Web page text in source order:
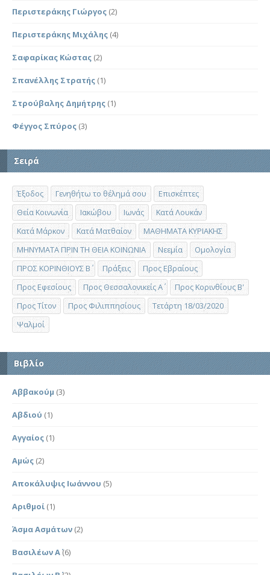
Περιστεράκης Γιώργος (2)
Περιστεράκης Μιχάλης (4)
Σαφαρίκας Κώστας (2)
Σπανέλλης Στρατής (1)
Στρούβαλης Δημήτρης (1)
Φέγγος Σπύρος (3)
Σειρά
Έξοδος Γενηθήτω το θέλημά σου
Επισκέπτες
Θεία Κοινωνία
Ιακώβου Ιωνάς
Κατά Λουκάν
Κατά Μάρκον
Κατά Ματθαίον
ΜΑΘΗΜΑΤΑ ΚΥΡΙΑΚΗΣ
ΜΗΝΥΜΑΤΑ ΠΡΙΝ ΤΗ ΘΕΙΑ ΚΟΙΝΩΝΙΑ
Νεεμία
Ομολογία
ΠΡΟΣ ΚΟΡΙΝΘΙΟΥΣ Β΄
Πράξεις
Προς Εβραίους
Προς Εφεσίους
Προς Θεσσαλονικείς Α΄
Προς Κορινθίους Β'
Προς Τίτον
Προς Φιλιππησίους
Τετάρτη 18/03/2020
Ψαλμοί
Βιβλίο
Αββακούμ (3)
Αβδιού (1)
Αγγαίος (1)
Αμώς (2)
Αποκάλυψις Ιωάννου (5)
Αριθμοί (1)
Άσμα Ασμάτων (2)
Βασιλέων Α΄(6)